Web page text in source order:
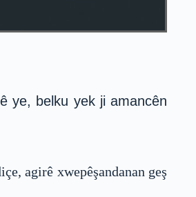
ye, belku yek ji amancên
agirê xwepêşandanan geş